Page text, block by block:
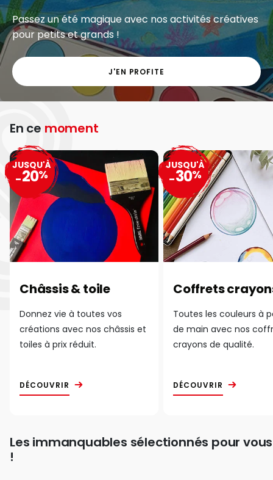
Passez un été magique avec nos activités créatives
pour petits et grands !
J'EN PROFITE
En ce moment
Châssis & toile
Donnez vie à toutes vos
créations avec nos châssis et
toiles à prix réduit.
DÉCOUVRIR
JUSQU'À
-20%
Coffrets
Toutes les couleurs à
de main avec nos
crayons de qualité.
DÉCOUVRIR
JUSQU'À
-30%
Les immanquables sélectionnés pour vous
!